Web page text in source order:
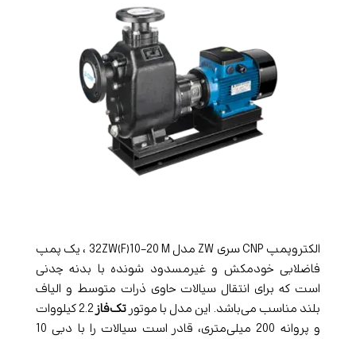
الکتروپمپ CNP سری ZW مدل 32ZW(F)10-20 M ، یک پمپ
فاضلابی خودمکش و غیرمسدود شونده با بدنه چدنی
است که برای انتقال سیالات حاوی ذرات متوسط و الیاف
بلند مناسب می‌باشد. این مدل با موتورتک‌فاز
2.2 کیلووات
و پروانه 200 میلی‌متری، قادر است سیالات را با دبی 10